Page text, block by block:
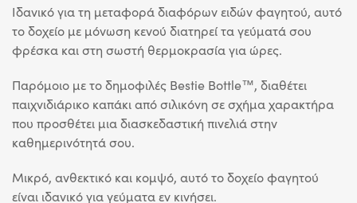
Ιδανικό για τη μεταφορά διαφόρων ειδών φαγητού, αυτό
το δοχείο με μόνωση κενού διατηρεί τα γεύματά σου
φρέσκα και στη σωστή θερμοκρασία για ώρες.
Παρόμοιο με το δημοφιλές Bestie Bottle™, διαθέτει
παιχνιδιάρικο καπάκι από σιλικόνη σε σχήμα χαρακτήρα
που προσθέτει μια διασκεδαστική πινελιά στην
καθημερινότητά σου.
Μικρό, ανθεκτικό και κομψό, αυτό το δοχείο φαγητού
είναι ιδανικό για γεύματα εν κινήσει.